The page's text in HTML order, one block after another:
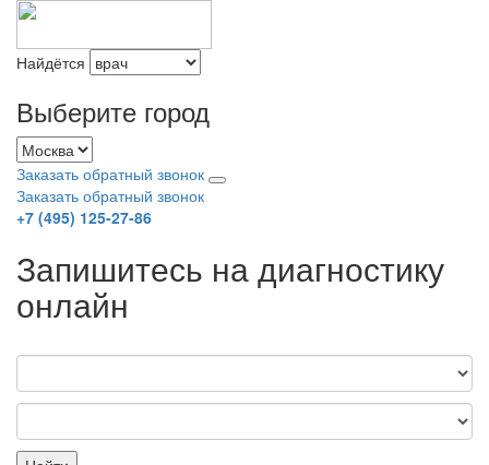
Найдётся
Выберите город
Заказать обратный звонок
Заказать обратный звонок
+7 (495) 125-27-86
Запишитесь на диагностику
онлайн